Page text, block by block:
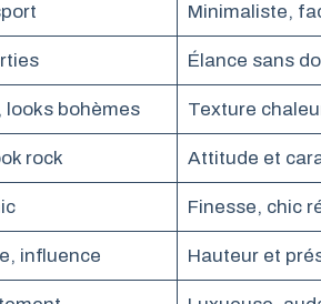
Minimaliste,
Élance sans
looks bohèmes Texture
rock Attitude et
Finesse, chic
influence Hauteur et